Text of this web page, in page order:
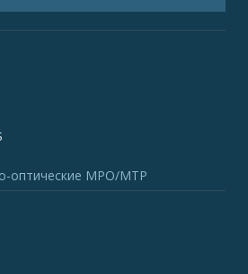
оптические MPO/MTP